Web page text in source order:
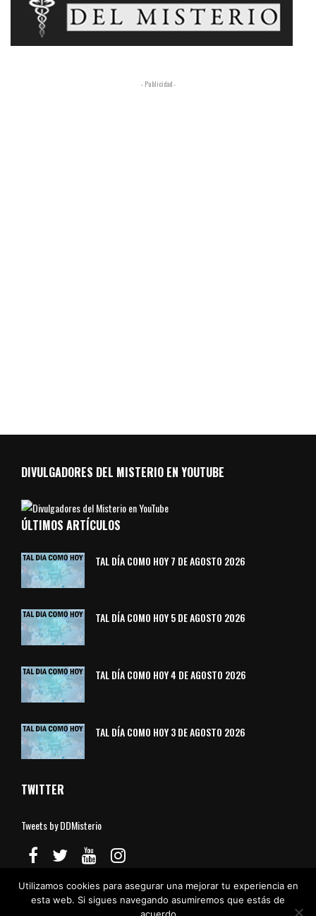
- Publicidad -
DIVULGADORES DEL MISTERIO EN YOUTUBE
ÚLTIMOS ARTÍCULOS
TAL DÍA COMO HOY 7 DE AGOSTO 2026
TAL DÍA COMO HOY 5 DE AGOSTO 2026
TAL DÍA COMO HOY 4 DE AGOSTO 2026
TAL DÍA COMO HOY 3 DE AGOSTO 2026
TWITTER
Tweets by DDMisterio
Política de Privacidad
Utilizamos cookies para asegurar una mejorar tu experiencia en
esta web. Si sigues navegando asumiremos que estás de